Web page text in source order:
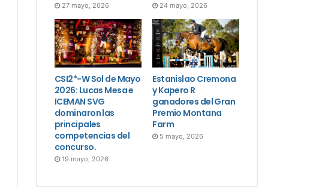
27 mayo, 2026 24 mayo, 2026
CSI2*-W Sol de Mayo
2026: Lucas Mesa e
ICEMAN SVG
dominaron las
principales
competencias del
concurso.
19 mayo, 2026
Estanislao Cremona
y Kapero R
ganadores del Gran
Premio Montana
Farm
5 mayo, 2026